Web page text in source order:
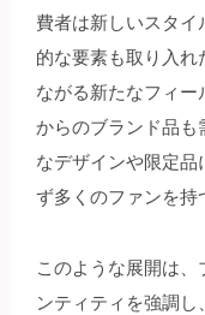
費者は新しいスタイ
的な要素も取り入
ながる新たなフィ
からのブランド品も
なデザインや限定
ず多くのファンを持
このような展開は
ンティティを強調